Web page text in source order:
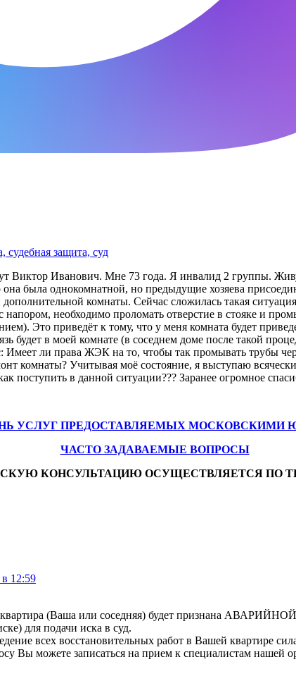
судебная защита, суд
Виктор Иванович. Мне 73 года. Я инвалид 2 группы.
была однокомнатной, но предыдущие хозяева
комнаты. Сейчас сложилась такая
необходимо проломать отверстие в стояке и
Это приведёт к тому, что у меня комната будет
будет в моей комнате (в соседнем доме после такой
Имеет ли права ЖЭК на то, чтобы так промывать трубы
комнаты? Учитывая моё состояние, я выступаю
поступить в данной ситуации??? Заранее огромное
УСЛУГ ПРЕДОСТАВЛЯЕМЫХ МОСКОВСКИМИ
ЧАСТО ЗАДАВАЕМЫЕ ВОПРОСЫ
КОНСУЛЬТАЦИЮ ОСУЩЕСТВЛЯЕТСЯ ПО
12:59
(Ваша или соседняя) будет признана
для подачи иска в суд.
всех восстановительных работ в Вашей квартире
Вы можете записаться на прием к специалистам нашей